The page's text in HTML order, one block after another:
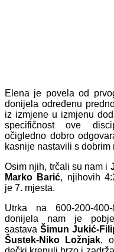
Elena je povela od
donijela određenu
iz izmjene u izmjenu
specifičnost ove
očigledno dobro
kasnije nastavili s dobrim
Osim njih, trčali su nam i
Marko Barić, njihovih
je 7. mjesta.
Utrka na 600-200-
donijela nam je
sastavaŠimun Jukić-
Šustek-Niko Ložnjak,